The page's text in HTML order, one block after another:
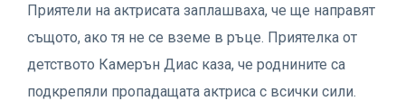
Приятели на актрисата заплашваха, че ще направят
същото, ако тя не се вземе в ръце. Приятелка от
детството Камерън Диас каза, че роднините са
подкрепяли пропадащата актриса с всички сили.